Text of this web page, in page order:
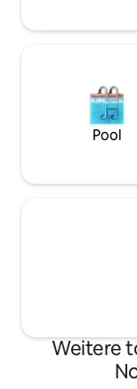
Pool
Weitere